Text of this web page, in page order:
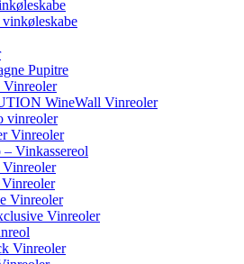
Pupitre
Vinreoler
WineWall Vinreoler
vinreoler
Vinreoler
Vinkassereol
Vinreoler
Vinreoler
Vinreoler